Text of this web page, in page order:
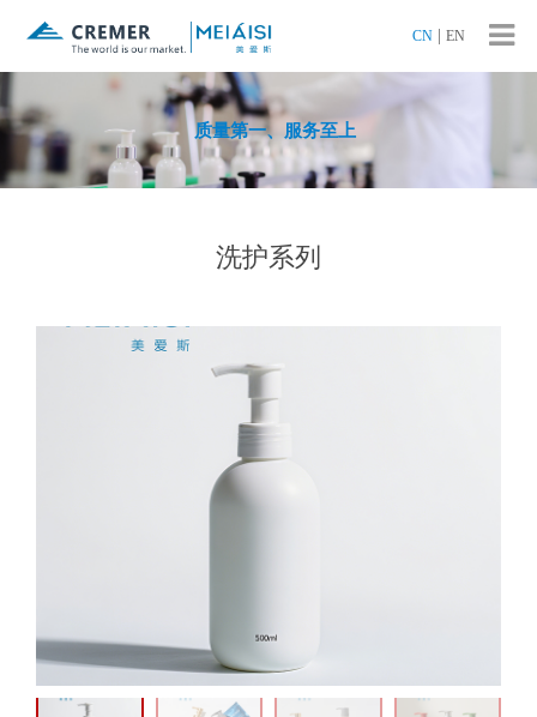
CN EN
质量第一、服务至上
洗护系列